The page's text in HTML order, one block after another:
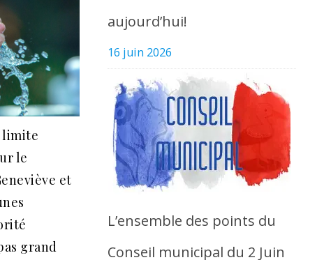
limite
le
et
grand
aujourd’hui!
16 juin 2026
L’ensemble des points du
Conseil municipal du 2 Juin